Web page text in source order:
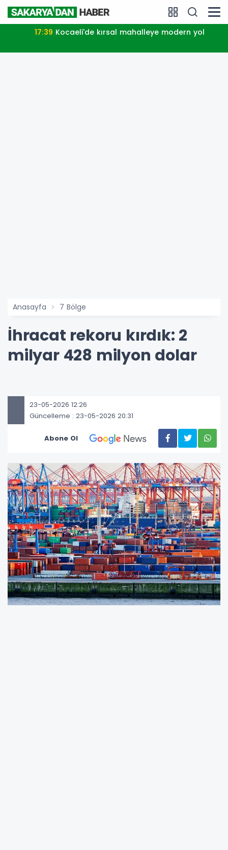
17:39 Kocaeli'de kırsal mahalleye modern yol
Anasayfa 7 Bölge
İhracat rekoru kırdık: 2
milyar 428 milyon dolar
23-05-2026 12:26
Güncelleme : 23-05-2026 20:31
Abone Ol